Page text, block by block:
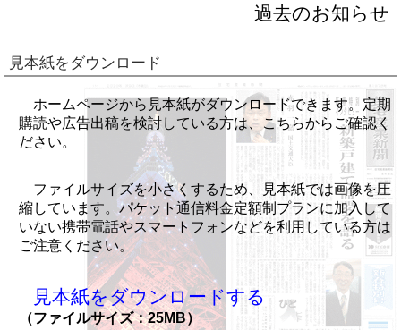
過去のお知らせ
見本紙をダウンロード
ホームページから見本紙がダウンロードできます。定期
購読や広告出稿を検討している方は、こちらからご確認く
ださい。
ファイルサイズを小さくするため、見本紙では画像を圧
縮しています。パケット通信料金定額制プランに加入して
いない携帯電話やスマートフォンなどを利用している方は
ご注意ください。
見本紙をダウンロードする
（ファイルサイズ：25MB）